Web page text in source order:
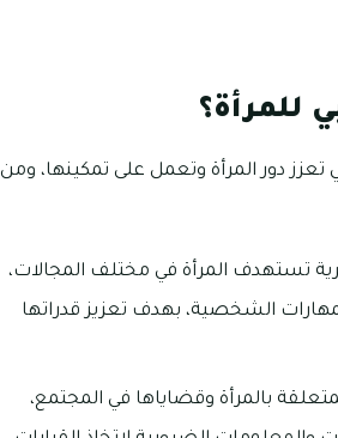
للمرأة؟
دور المرأة وتعمل على تمكينها، ومن
تستهدف المرأة في مختلف المجالات،
الشخصية، بهدف تعزيز قدراتها
بالمرأة وقضاياها في المجتمع،